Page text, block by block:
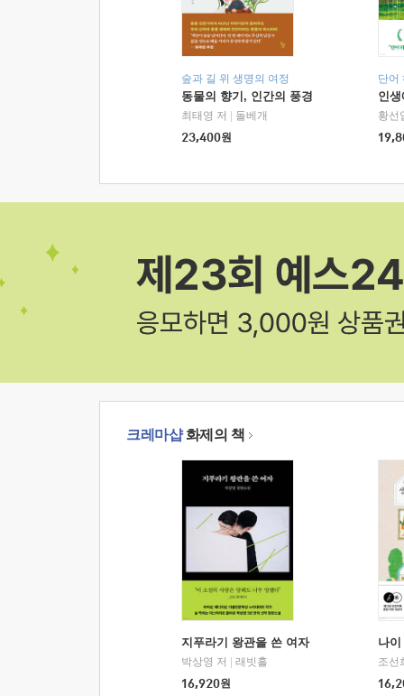
숲과 길 위 생명의 여정
동물의 향기, 인간의 풍경
최태영 저
돌베개
23,400원
단어
인
황선
크레마샵화제의 책
지푸라기 왕관을 쓴 여자
박상영 저
래빗홀
16,920원
나
조선